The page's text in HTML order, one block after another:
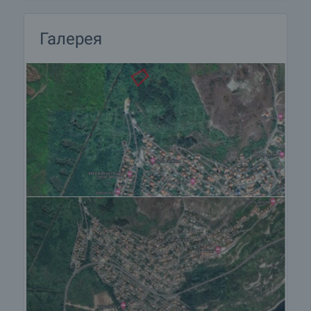
времяпровождением в Болгарии. Услуги,
которые мы можем предложить, включают
страхование, строительство и ремонт, услуги по
меблировке, бухгалтерские и юридическиe
услуги, переоформление договоров на
электричество, воду, телефон и многое другое.
Галерея